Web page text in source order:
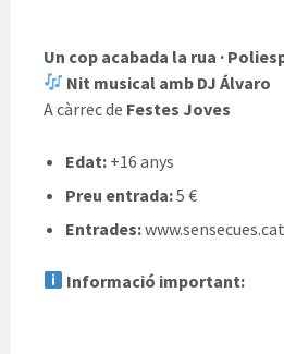
Un cop acabada la rua ·
Nit musical amb DJ Álvaro
A càrrec de Festes Joves
Edat: +16 anys
Preu entrada:5 €
Entrades:
Informació important: